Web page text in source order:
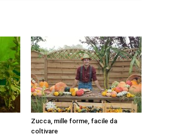
Zucca, mille forme, facile da
coltivare